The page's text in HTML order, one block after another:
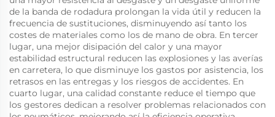
de la banda de rodadura prolongan la vida útil y reducen la
frecuencia de sustituciones, disminuyendo así tanto los
costes de materiales como los de mano de obra. En tercer
lugar, una mejor disipación del calor y una mayor
estabilidad estructural reducen las explosiones y las averías
en carretera, lo que disminuye los gastos por asistencia, los
retrasos en las entregas y los riesgos de accidentes. En
cuarto lugar, una calidad constante reduce el tiempo que
los gestores dedican a resolver problemas relacionados con